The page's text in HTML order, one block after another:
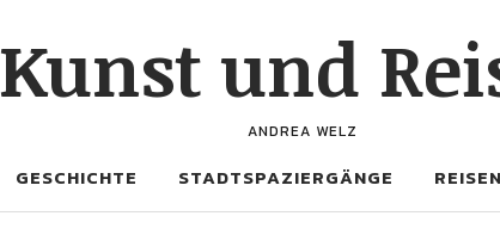
Kunst und
ANDREA WELZ
GESCHICHTE STADTSPAZIERGÄNGE REISEN